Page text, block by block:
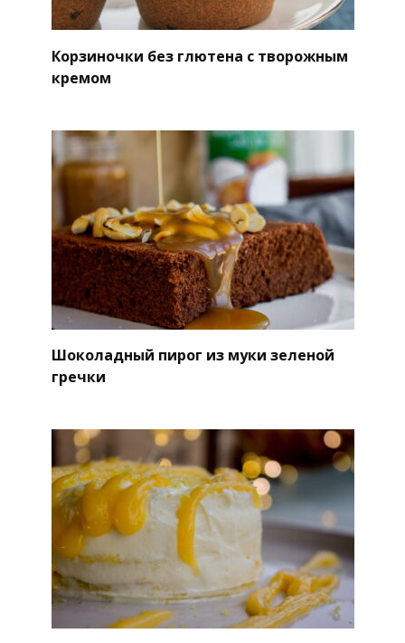
Корзиночки без глютена с творожным
кремом
Шоколадный пирог из муки зеленой
гречки